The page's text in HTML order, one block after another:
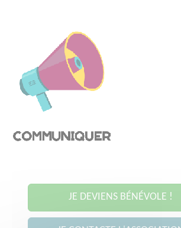
JE DEVIENS BÉNÉVOLE !